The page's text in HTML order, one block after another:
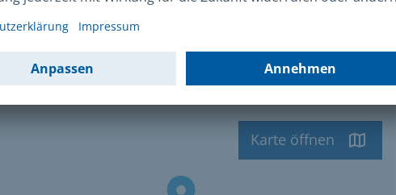
mit MVV
Karte öffnen